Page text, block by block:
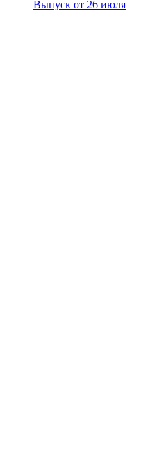
Выпуск от 26 июля